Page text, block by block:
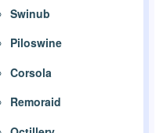
Swinub
Piloswine
Corsola
Remoraid